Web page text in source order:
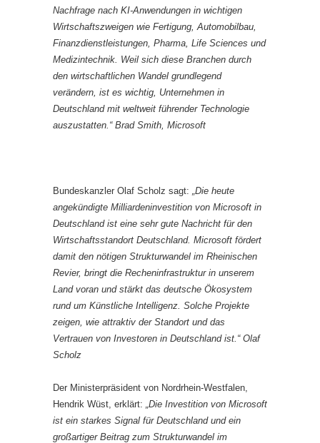
Nachfrage nach KI-Anwendungen in wichtigen
Wirtschaftszweigen wie Fertigung, Automobilbau,
Finanzdienstleistungen, Pharma, Life Sciences und
Medizintechnik. Weil sich diese Branchen durch
den wirtschaftlichen Wandel grundlegend
verändern, ist es wichtig, Unternehmen in
Deutschland mit weltweit führender Technologie
auszustatten.“ Brad Smith, Microsoft
Bundeskanzler Olaf Scholz sagt: „Die heute
angekündigte Milliardeninvestition von Microsoft in
Deutschland ist eine sehr gute Nachricht für den
Wirtschaftsstandort Deutschland. Microsoft fördert
damit den nötigen Strukturwandel im Rheinischen
Revier, bringt die Recheninfrastruktur in unserem
Land voran und stärkt das deutsche Ökosystem
rund um Künstliche Intelligenz. Solche Projekte
zeigen, wie attraktiv der Standort und das
Vertrauen von Investoren in Deutschland ist.“ Olaf
Scholz
Der Ministerpräsident von Nordrhein-Westfalen,
Hendrik Wüst, erklärt: „Die Investition von Microsoft
ist ein starkes Signal für Deutschland und ein
großartiger Beitrag zum Strukturwandel im